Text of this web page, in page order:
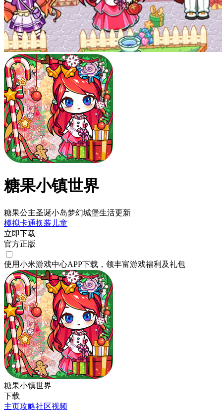
糖果小镇世界
糖果公主圣诞小岛梦幻城堡生活更新
模拟卡通换装 儿童
立即下载
官方正版
使用小米游戏中心APP下载 ，领丰富游戏福利 及礼包
糖果小镇世界
下载
主页攻略社区视频